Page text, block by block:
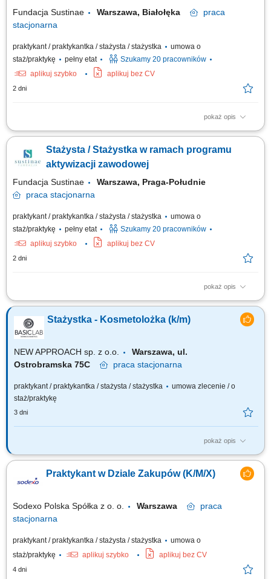
Fundacja Sustinae Warszawa, Białołęka
praca
stacjonarna
praktykant / praktykantka / stażysta / stażystka
umowa o
staż/praktykę
pełny etat
Szukamy 20 pracowników
aplikuj szybko
aplikuj bez CV
2 dni
pokaż opis
Projekt „RozPracuj się ! Kompleksowy program aktywizacji zawodowej
Państwowego Funduszu Rehabilitacji Osób Niepełnosprawnych. Celem
uczestnictwa w programie jest zwiększenie szansy na rynku pracy i
Stażysta / Stażystka w ramach programu
aktywizacji zawodowej
Fundacja Sustinae
Warszawa, Praga-Południe
praca stacjonarna
praktykant / praktykantka / stażysta / stażystka
umowa o
staż/praktykę
pełny etat
Szukamy 20 pracowników
aplikuj szybko
aplikuj bez CV
2 dni
pokaż opis
Projekt „RozPracuj się ! Kompleksowy program aktywizacji zawodowej
osób z niepełnosprawnościami”, który jest współfinansowany ze środków
Państwowego Funduszu Rehabilitacji Osób Niepełnosprawnych. Celem
uczestnictwa w programie jest zwiększenie szansy na rynku pracy i
Stażystka - Kosmetolożka (k/m)
NEW APPROACH sp. z o.o.
Warszawa, ul.
Ostrobramska 75C
praca stacjonarna
praktykant / praktykantka / stażysta / stażystka
umowa zlecenie / o
staż/praktykę
3 dni
pokaż opis
Dołącz do BasicLab i rozpocznij swoją zawodową przygodę z
pielęgnacja skóry, a doradztwo i praca z klientem sprawiają Ci
satysfakcję - ten staż jest właśnie dla Ciebie! W BasicLab łączymy naukę
Praktykant w Dziale Zakupów (K/M/X)
Sodexo Polska Spółka z o. o. Warszawa
praca
stacjonarna
praktykant / praktykantka / stażysta / stażystka
umowa o
staż/praktykę
aplikuj szybko aplikuj bez CV
4 dni